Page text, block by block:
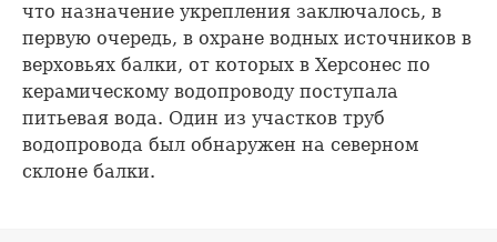
что назначение укрепления заключалось, в
первую очередь, в охране водных источников в
верховьях балки, от которых в Херсонес по
керамическому водопроводу поступала
питьевая вода. Один из участков труб
водопровода был обнаружен на северном
склоне балки.